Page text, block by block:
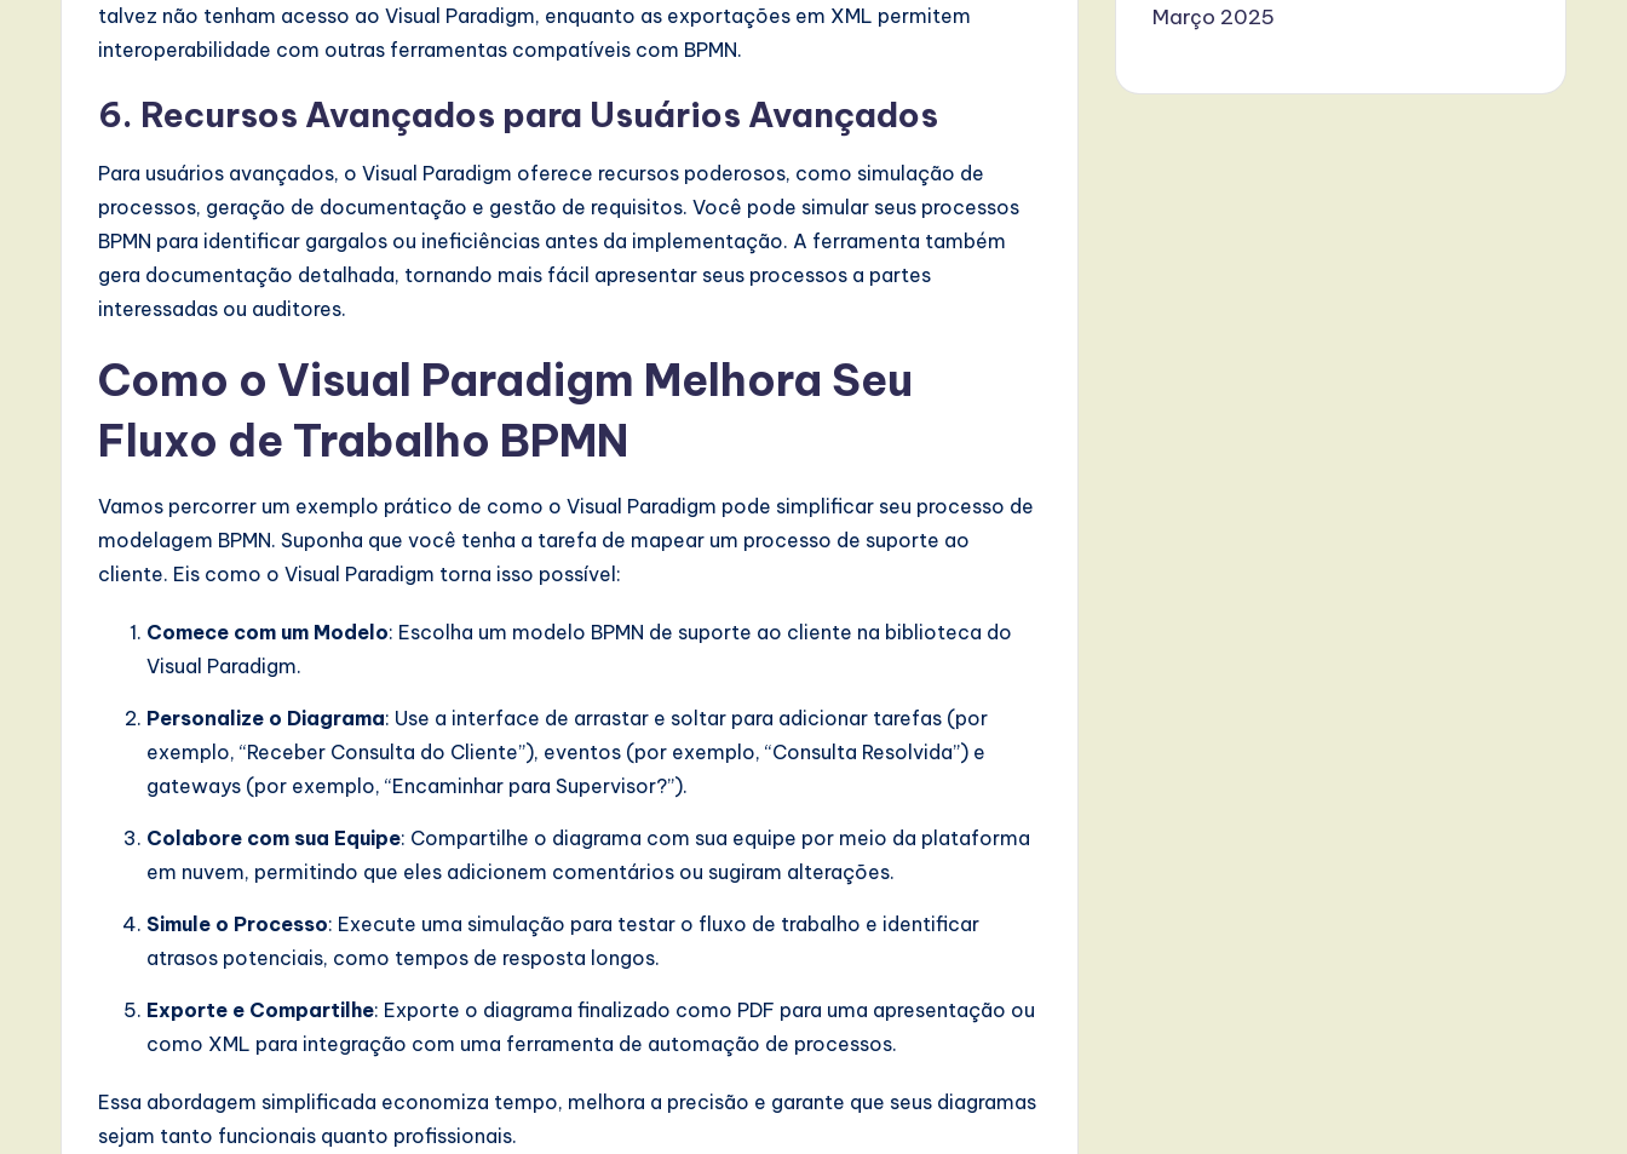
talvez não tenham acesso ao Visual Paradigm, enquanto as exportações em XML permitem
interoperabilidade com outras ferramentas compatíveis com BPMN.
6. Recursos Avançados para Usuários Avançados
Para usuários avançados, o Visual Paradigm oferece recursos poderosos, como simulação de
processos, geração de documentação e gestão de requisitos. Você pode simular seus processos
BPMN para identificar gargalos ou ineficiências antes da implementação. A ferramenta também
gera documentação detalhada, tornando mais fácil apresentar seus processos a partes
interessadas ou auditores.
Como o Visual Paradigm Melhora Seu
Fluxo de Trabalho BPMN
Vamos percorrer um exemplo prático de como o Visual Paradigm pode simplificar seu processo de
modelagem BPMN. Suponha que você tenha a tarefa de mapear um processo de suporte ao
cliente. Eis como o Visual Paradigm torna isso possível:
Comece com um Modelo: Escolha um modelo BPMN de suporte ao cliente na biblioteca do
Visual Paradigm.
Personalize o Diagrama: Use a interface de arrastar e soltar para adicionar tarefas (por
exemplo, “Receber Consulta do Cliente”), eventos (por exemplo, “Consulta Resolvida”) e
gateways (por exemplo, “Encaminhar para Supervisor?”).
Colabore com sua Equipe: Compartilhe o diagrama com sua equipe por meio da plataforma
em nuvem, permitindo que eles adicionem comentários ou sugiram alterações.
Simule o Processo: Execute uma simulação para testar o fluxo de trabalho e identificar
atrasos potenciais, como tempos de resposta longos.
Exporte e Compartilhe: Exporte o diagrama finalizado como PDF para uma apresentação ou
como XML para integração com uma ferramenta de automação de processos.
Essa abordagem simplificada economiza tempo, melhora a precisão e garante que seus diagramas
sejam tanto funcionais quanto profissionais.
Março 2025